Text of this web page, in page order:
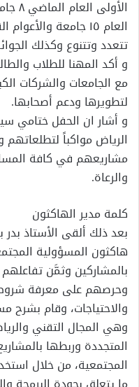
العام ١٥ جامعة
تتعدد وتتنوع وكذلك
و أكد المهنا للطلاب
مع الجامعات والشركات
لتطويرها ودعم أصحابها.
و أشار ان الحفل ختامي
الرياض مواكباً
مشاريعهم في كافة
والرعاة.
كلمة مدير الهاكثون
بعد ذلك ألقى الأستاذ بدر
هاكثون المسؤولية
بالمشاركين وثمَّن
وحرصهم على معرفة شروط
والاحتياجات، وقام بشرح
وهي ‏المجال التقني
المتجددة وربطها
المجتمعية، من خلال